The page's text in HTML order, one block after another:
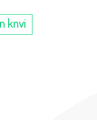
knvi